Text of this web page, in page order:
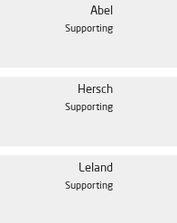
Abel
Supporting
Hersch
Supporting
Leland
Supporting